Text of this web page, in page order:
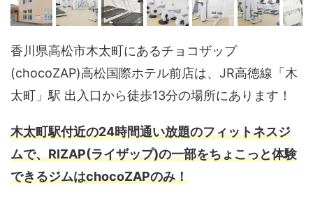
香川県高松市木太町にあるチョコザップ
(chocoZAP)高松国際ホテル前店は、JR高徳線「木
太町」駅 出入口から徒歩13分の場所にあります！
木太町駅付近の24時間通い放題のフィットネスジ
ムで、RIZAP(ライザップ)の一部をちょこっと体験
できるジムはchocoZAPのみ！